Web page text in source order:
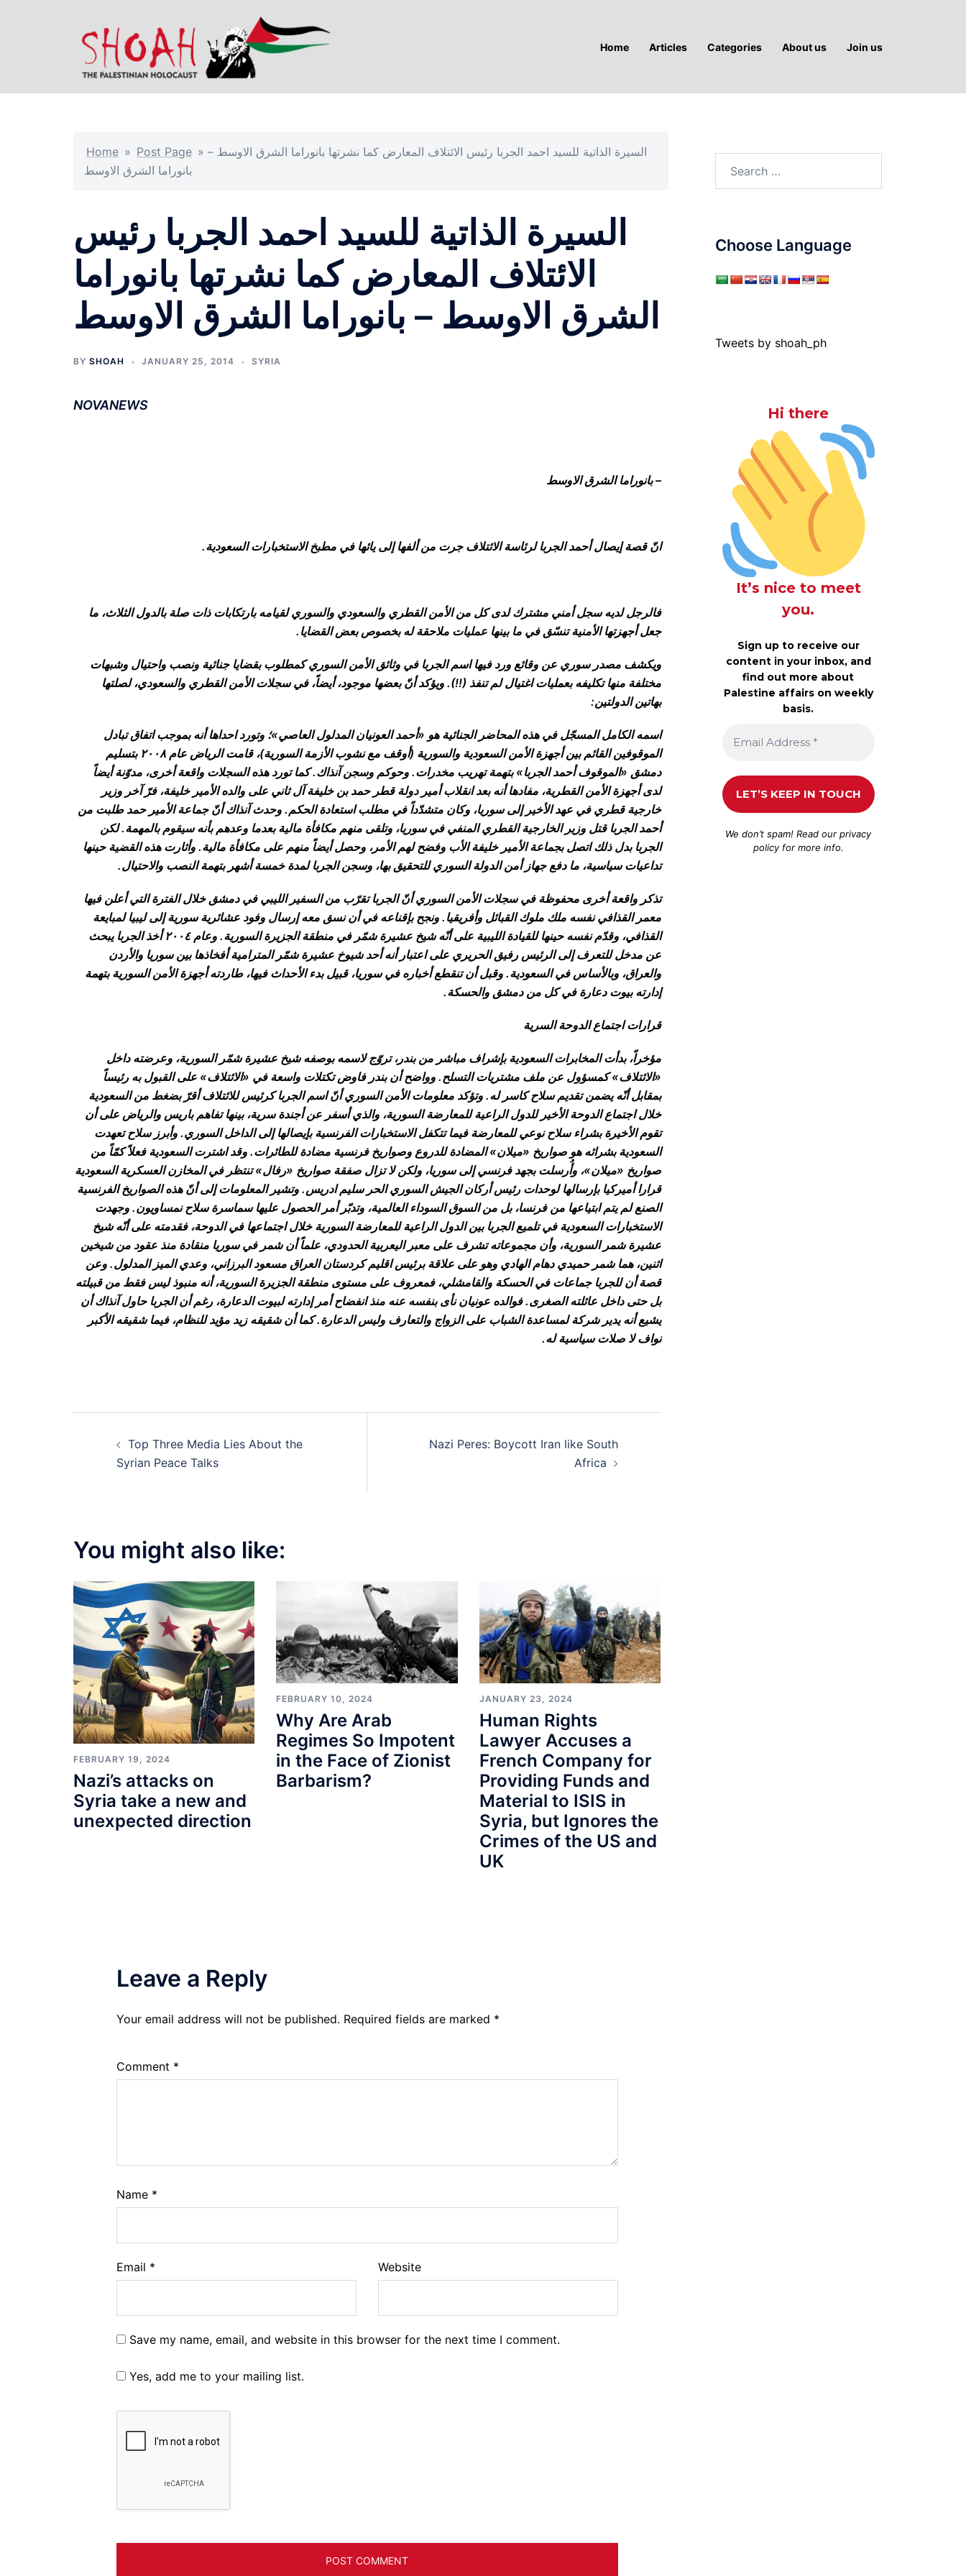
Home Articles Categories About us Join us
Home » Post Page » السيرة الذاتية للسيد احمد الجربا رئيس الائتلاف المعارض كما نشرتها بانوراما الشرق الاوسط –
بانوراما الشرق الاوسط
السيرة الذاتية للسيد احمد الجربا رئيس
الائتلاف المعارض كما نشرتها بانوراما
الشرق الاوسط – بانوراما الشرق الاوسط
BY SHOAH JANUARY 25, 2014 SYRIA
NOVANEWS
– بانوراما الشرق الاوسط
انّ قصة إيصال أحمد الجربا لرئاسة الائتلاف جرت من ألفها إلى يائها في مطبخ الاستخبارات السعودية.
فالرجل لديه سجل أمني مشترك لدى كل من الأمن القطري والسعودي والسوري لقيامه بارتكابات ذات صلة بالدول الثلاث، ما
جعل أجهزتها الأمنية تنسّق في ما بينها عمليات ملاحقة له بخصوص بعض القضايا.
ويكشف مصدر سوري عن وقائع ورد فيها اسم الجربا في وثائق الأمن السوري كمطلوب بقضايا جنائية ونصب واحتيال وشبهات
مختلفة منها تكليفه بعمليات اغتيال لم تنفذ (!!). ويؤكد أنّ بعضها موجود، أيضاً، في سجلات الأمن القطري والسعودي، لصلتها
بهاتين الدولتين:
اسمه الكامل المسجّل في هذه المحاضر الجنائية هو «أحمد العونيان المدلول العاصي»؛ وتورد احداها أنه بموجب اتفاق تبادل
الموقوفين القائم بين أجهزة الأمن السعودية والسورية (أوقف مع نشوب الأزمة السورية)، قامت الرياض عام ٢٠٠٨ بتسليم
دمشق «الموقوف أحمد الجربا» بتهمة تهريب مخدرات. وحوكم وسجن آنذاك. كما تورد هذه السجلات واقعة أخرى، مدوّنة أيضاً
لدى أجهزة الأمن القطرية، مفادها أنه بعد انقلاب أمير دولة قطر حمد بن خليفة آل ثاني على والده الأمير خليفة، فرّ آخر وزير
خارجية قطري في عهد الأخير إلى سوريا، وكان متشدّداً في مطلب استعادة الحكم. وحدث آنذاك أنّ جماعة الأمير حمد طلبت من
أحمد الجربا قتل وزير الخارجية القطري المنفي في سوريا، وتلقى منهم مكافأة مالية بعدما وعدهم بأنه سيقوم بالمهمة. لكن
الجربا بدل ذلك اتصل بجماعة الأمير خليفة الأب وفضح لهم الأمر، وحصل أيضاً منهم على مكافأة مالية. وأثارت هذه القضية حينها
تداعيات سياسية، ما دفع جهاز أمن الدولة السوري للتحقيق بها، وسجن الجربا لمدة خمسة أشهر بتهمة النصب والاحتيال.
تذكر واقعة أخرى محفوظة في سجلات الأمن السوري أنّ الجربا تقرّب من السفير الليبي في دمشق خلال الفترة التي أعلن فيها
معمر القذافي نفسه ملك ملوك القبائل وأفريقيا. ونجح بإقناعه في أن نسق معه إرسال وفود عشائرية سورية إلى ليبيا لمبايعة
القذافي، وقدّم نفسه حينها للقيادة الليبية على أنّه شيخ عشيرة شمّر في منطقة الجزيرة السورية. وعام ٢٠٠٤ أخذ الجربا يبحث
عن مدخل للتعرف إلى الرئيس رفيق الحريري على اعتبار أنه أحد شيوخ عشيرة شمّر المترامية أفخاذها بين سوريا والأردن
والعراق، وبالأساس في السعودية. وقبل أن تنقطع أخباره في سوريا، قبيل بدء الأحداث فيها، طاردته أجهزة الأمن السورية بتهمة
إدارته بيوت دعارة في كل من دمشق والحسكة.
قرارات اجتماع الدوحة السرية
مؤخراً، بدأت المخابرات السعودية بإشراف مباشر من بندر، تروّج لاسمه بوصفه شيخ عشيرة شمّر السورية، وعرضته داخل
«الائتلاف» كمسؤول عن ملف مشتريات التسلح. وواضح أن بندر فاوض تكتلات واسعة في «الائتلاف» على القبول به رئيساً
بمقابل أنّه يضمن تقديم سلاح كاسر له. وتؤكد معلومات الأمن السوري أنّ اسم الجربا كرئيس للائتلاف أقرّ بضغط من السعودية
خلال اجتماع الدوحة الأخير للدول الراعية للمعارضة السورية، والذي أسفر عن أجندة سرية، بينها تفاهم باريس والرياض على أن
تقوم الأخيرة بشراء سلاح نوعي للمعارضة فيما تتكفل الاستخبارات الفرنسية بإيصالها إلى الداخل السوري. وأبرز سلاح تعهدت
السعودية بشرائه هو صواريخ «ميلان» المضادة للدروع وصواريخ فرنسية مضادة للطائرات. وقد اشترت السعودية فعلاً كمّاً من
صواريخ «ميلان»، وأُرسلت بجهد فرنسي إلى سوريا، ولكن لا تزال صفقة صواريخ «رفال» تنتظر في المخازن العسكرية السعودية
قرارا أميركيا بإرسالها لوحدات رئيس أركان الجيش السوري الحر سليم ادريس. وتشير المعلومات إلى أنّ هذه الصواريخ الفرنسية
الصنع لم يتم ابتياعها من فرنسا، بل من السوق السوداء العالمية، وتدبّر أمر الحصول عليها سماسرة سلاح نمساويون. وجهدت
الاستخبارات السعودية في تلميع الجربا بين الدول الراعية للمعارضة السورية خلال اجتماعها في الدوحة، فقدمته على أنّه شيخ
عشيرة شمر السورية، وأن مجموعاته تشرف على معبر اليعربية الحدودي، علماً أن شمر في سوريا منقادة منذ عقود من شيخين
اثنين، هما شمر حميدي دهام الهادي وهو على علاقة برئيس اقليم كردستان العراق مسعود البرزاني، وعدي الميز المدلول. وعن
قصة أن للجربا جماعات في الحسكة والقامشلي، فمعروف على مستوى منطقة الجزيرة السورية، أنه منبوذ ليس فقط من قبيلته
بل حتى داخل عائلته الصغرى. فوالده عونيان نأى بنفسه عنه منذ انفضاح أمر إدارته لبيوت الدعارة، رغم أن الجربا حاول آنذاك أن
يشيع أنه يدير شركة لمساعدة الشباب على الزواج والتعارف وليس الدعارة. كما أن شقيقه زيد مؤيد للنظام، فيما شقيقه الأكبر
نواف لا صلات سياسية له.
navigation
Top Three Media Lies About the
Syrian Peace Talks
Nazi Peres: Boycott Iran like South
Africa
You might also like:
FEBRUARY 19, 2024
Nazi’s attacks on
Syria take a new and
unexpected direction
FEBRUARY 10, 2024
Why Are Arab
Regimes So Impotent
in the Face of Zionist
Barbarism?
JANUARY 23, 2024
Human Rights
Lawyer Accuses a
French Company for
Providing Funds and
Material to ISIS in
Syria, but Ignores the
Crimes of the US and
UK
Leave a Reply
Your email address will not be published. Required fields are marked *
Comment *
Name *
Email * Website
Save my name, email, and website in this browser for the next time I comment.
Yes, add me to your mailing list.
Choose Language
Tweets by shoah_ph
Hi there
It’s nice to meet
you.
Sign up to receive our
content in your inbox, and
find out more about
Palestine affairs on weekly
basis.
We don’t spam! Read ourprivacy
policyfor more info.